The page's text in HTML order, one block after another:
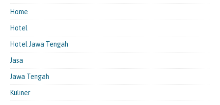
Home
Hotel
Hotel Jawa Tengah
Jasa
Jawa Tengah
Kuliner